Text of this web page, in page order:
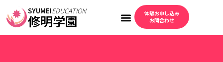
SYUMEIEDUCATION
修明学園
体験お申し込み
お問合わせ